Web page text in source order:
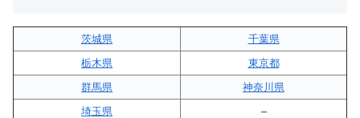
茨城県
千葉県
栃木県
東京都
群馬県
神奈川県
埼玉県
–